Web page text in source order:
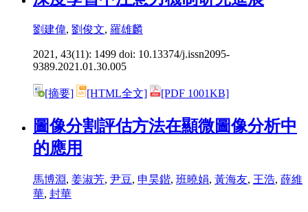
劉建偉, 劉俊文, 羅雄麟
2021, 43(11): 1499 doi: 10.13374/j.issn2095-
9389.2021.01.30.005
[摘要] [HTML全文] [PDF 1001KB]
圖像分割評估方法在顯微圖像分析中
的應用
馬博淵, 姜淑芳, 尹豆, 申昊鍇, 班曉娟, 黃海友, 王浩, 薛維
華, 封華